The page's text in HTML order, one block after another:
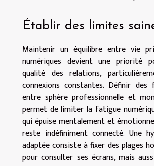
Établir des limites
Maintenir un équilibre entre vie
numériques devient une priorité
qualité des relations,
connexions constantes. Définir des
entre sphère professionnelle et
permet de limiter la fatigue
qui épuise mentalement et
reste indéfiniment connecté. Une
adaptée consiste à fixer des plages
pour consulter ses écrans, mais